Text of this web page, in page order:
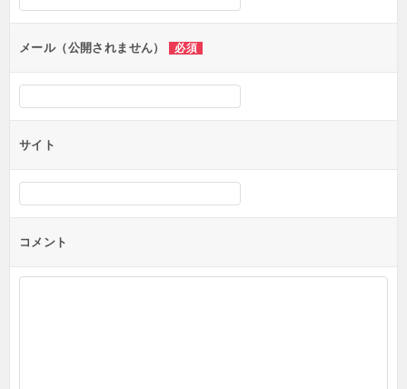
ンメール（公開されません） 必須
サイト
コメント